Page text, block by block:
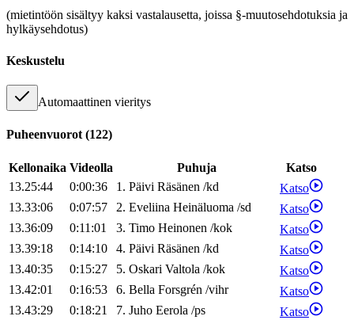
(mietintöön sisältyy kaksi vastalausetta, joissa §-muutosehdotuksia ja
hylkäysehdotus)
Keskustelu
Automaattinen vieritys
Puheenvuorot (122)
Kellonaika Videolla Puhuja
Katso
13.25:44
0:00:36 1. Päivi Räsänen /kd
Katso
13.33:06
0:07:57 2. Eveliina Heinäluoma /sd
Katso
13.36:09
0:11:01 3. Timo Heinonen /kok
Katso
13.39:18
0:14:10 4. Päivi Räsänen /kd
Katso
13.40:35
0:15:27 5. Oskari Valtola /kok
Katso
13.42:01
0:16:53 6. Bella Forsgrén /vihr
Katso
13.43:29
0:18:21 7. Juho Eerola /ps
Katso